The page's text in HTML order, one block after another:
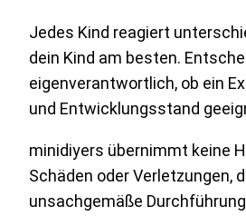
Jedes Kind reagiert
dein Kind am besten.
eigenverantwortlich, ob ein
und Entwicklungsstand
minidiyers übernimmt keine
Schäden oder Verletzungen,
unsachgemäße